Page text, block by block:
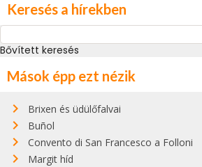
Keresés a hírekben
Bővített keresés
Mások épp ezt nézik
Brixen és üdülőfalvai
Buñol
Convento di San Francesco a Folloni
Margit híd